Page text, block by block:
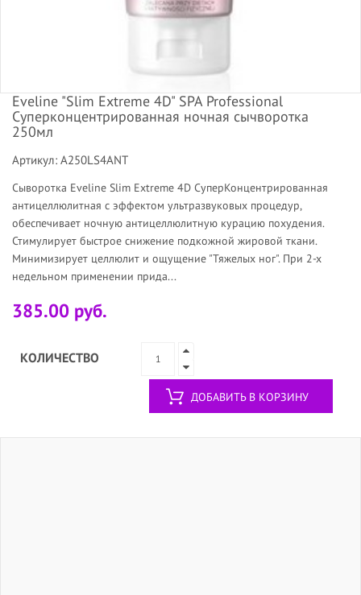
Eveline "Slim Extreme 4D" SPA Professional
Суперконцентрированная ночная сычворотка
250мл
Артикул: A250LS4ANT
Сыворотка Eveline Slim Extreme 4D СуперКонцентрированная
антицеллюлитная с эффектом ультразвуковых процедур,
обеспечивает ночную антицеллюлитную курацию похудения.
Стимулирует быстрое снижение подкожной жировой ткани.
Минимизирует целлюлит и ощущение "Тяжелых ног". При 2-х
недельном применении прида...
385.00 руб.
КОЛИЧЕСТВО
ДОБАВИТЬ В КОРЗИНУ